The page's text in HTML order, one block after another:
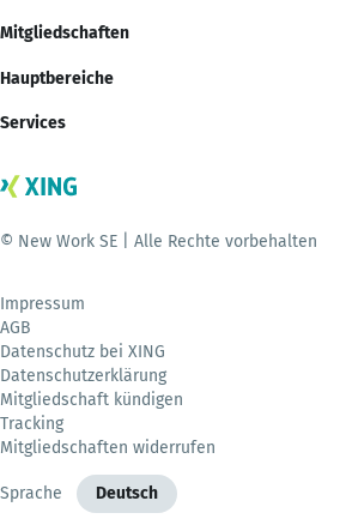
Mitgliedschaften
Hauptbereiche
Services
© New Work SE | Alle Rechte vorbehalten
Impressum
AGB
Datenschutz bei XING
Datenschutzerklärung
Mitgliedschaft kündigen
Tracking
Mitgliedschaften widerrufen
Sprache Deutsch